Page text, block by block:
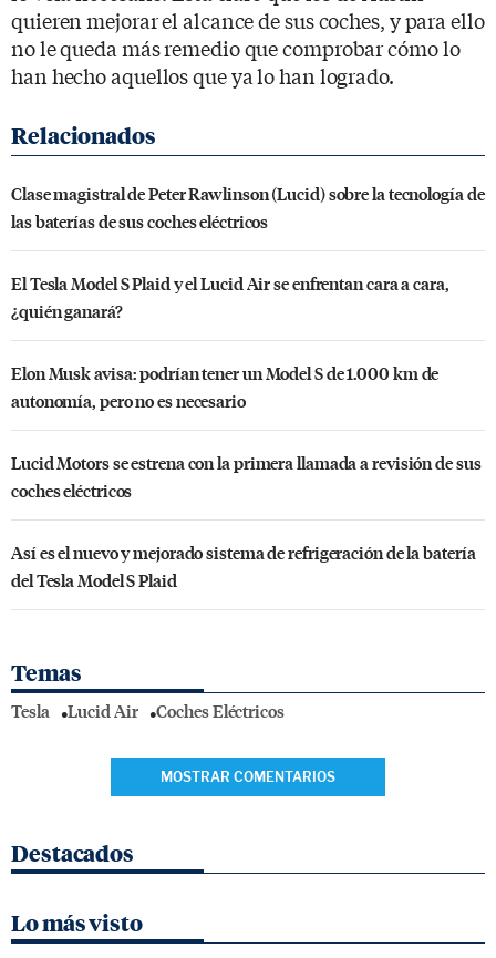
quieren mejorar el alcance de sus coches, y para ello
no le queda más remedio que comprobar cómo lo
han hecho aquellos que ya lo han logrado.
Clase magistral de Peter Rawlinson (Lucid) sobre la tecnología de
las baterías de sus coches eléctricos
El Tesla Model S Plaid y el Lucid Air se enfrentan cara a cara,
¿quién ganará?
Elon Musk avisa: podrían tener un Model S de 1.000 km de
autonomía, pero no es necesario
Lucid Motors se estrena con la primera llamada a revisión de sus
coches eléctricos
Así es el nuevo y mejorado sistema de refrigeración de la batería
del Tesla Model S Plaid
Temas
Tesla Lucid Air Coches Eléctricos
MOSTRAR COMENTARIOS
Destacados
Lo más visto